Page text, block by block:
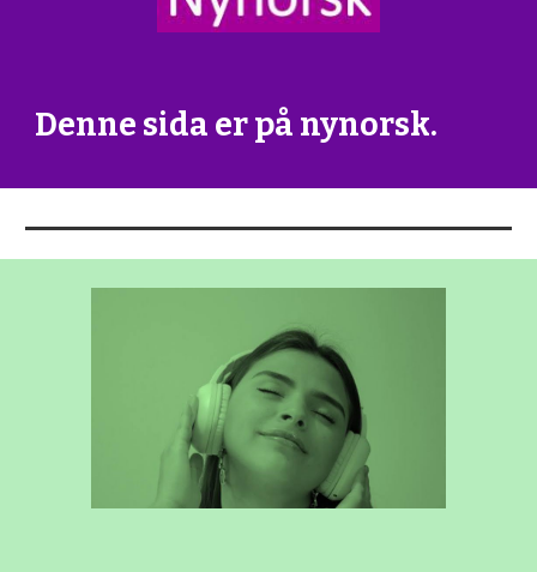
Denne sida er på nynorsk.